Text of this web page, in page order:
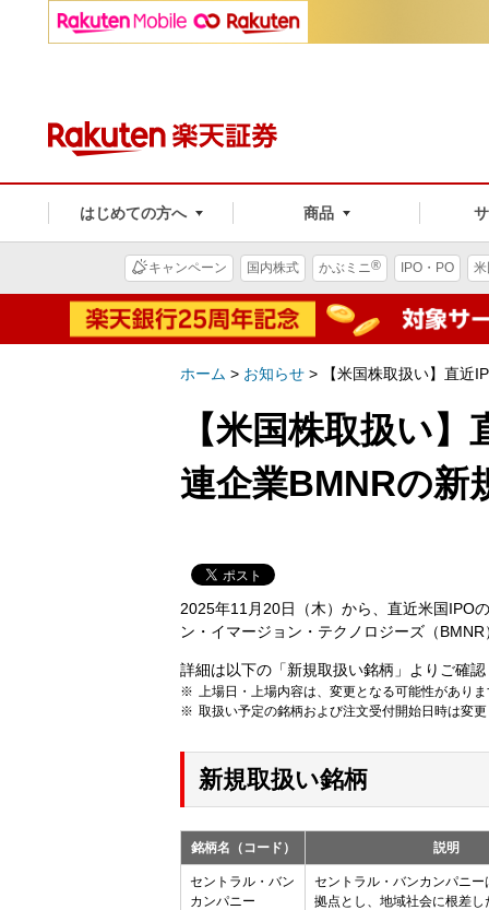
はじめての方へ 商品
キャンペーン 国内株式 かぶミニ® IPO・PO
ホーム > お知らせ > 【米国株取扱い】直近
【米国株取扱い
連企業BMNRの新
2025年11月20日（木）から、直近米国IPO
ン・イマージョン・テクノロジーズ（
詳細は以下の「新規取扱い銘柄」よりご確
上場日・上場内容は、変更となる可能性があり
取扱い予定の銘柄および注文受付開始日時は変
新規取扱い銘柄
銘柄名（コード） 説明
セントラル・バン
カンパニー
セントラル・バンカンパニー
拠点とし、地域社会に根差し